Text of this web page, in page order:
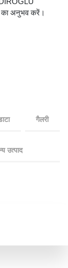
का अनुभव करें।
गैलरी
उत्पाद